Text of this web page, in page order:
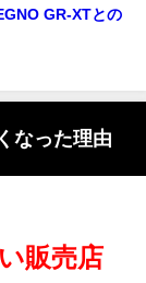
GR-XTとの
なった理由
販売店